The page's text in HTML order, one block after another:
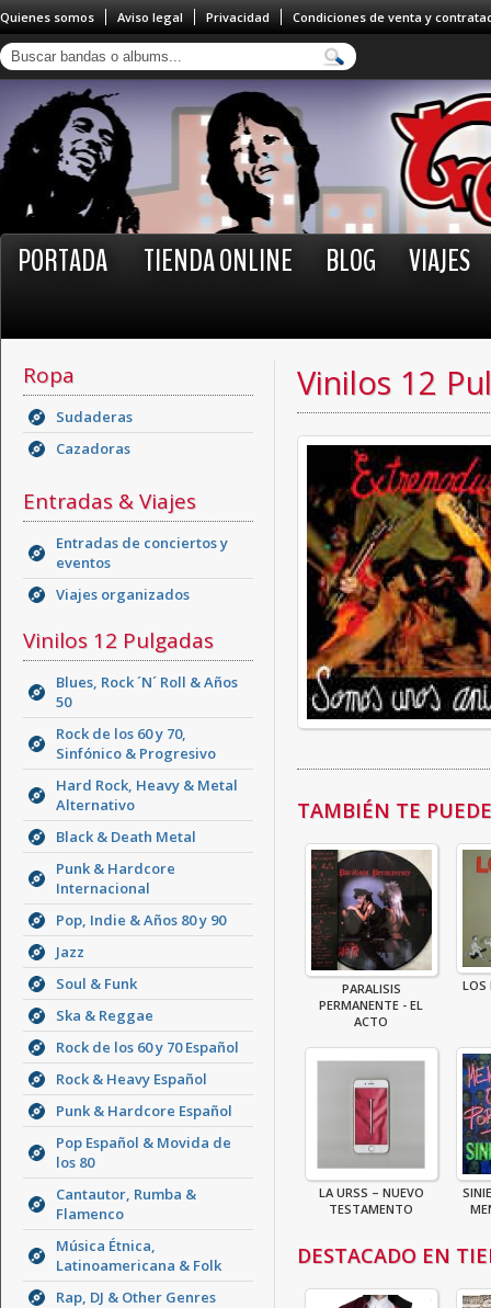
Quienes somos Aviso legal Privacidad Condiciones de venta y
PORTADA TIENDA ONLINE BLOG VIAJES
Ropa
Sudaderas
Cazadoras
Entradas & Viajes
Entradas de conciertos y
eventos
Viajes organizados
Vinilos 12 Pulgadas
Blues, Rock ´N´ Roll & Años
50
Rock de los 60 y 70,
Sinfónico & Progresivo
Hard Rock, Heavy & Metal
Alternativo
Black & Death Metal
Punk & Hardcore
Internacional
Pop, Indie & Años 80 y 90
Jazz
Soul & Funk
Ska & Reggae
Rock de los 60 y 70 Español
Rock & Heavy Español
Punk & Hardcore Español
Pop Español & Movida de
los 80
Cantautor, Rumba &
Flamenco
Música Étnica,
Latinoamericana & Folk
Rap, DJ & Other Genres
Vinilos 12
TAMBIÉN TE
PARALISIS
PERMANENTE - EL
ACTO
LOS
LA URSS – NUEVO
TESTAMENTO
DESTACADO EN